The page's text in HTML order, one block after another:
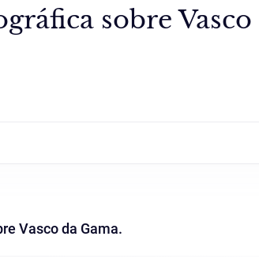
sobre Vasco
Vasco da Gama.